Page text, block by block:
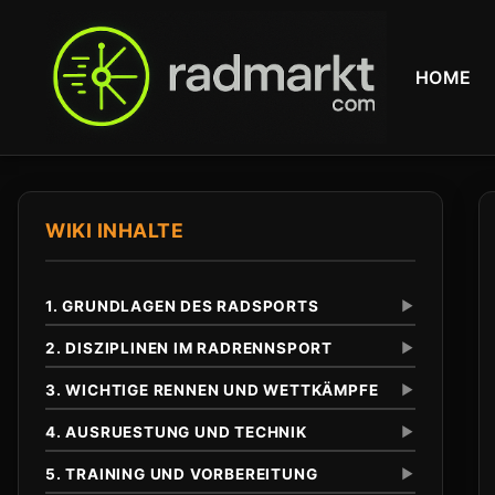
HOME
WIKI INHALTE
1. GRUNDLAGEN DES RADSPORTS ▼
Definition und Abgrenzung
Unterschied zu anderen Radsportarten
Anfaenge im 19. Jahrhundert
2. DISZIPLINEN IM RADRENNSPORT ▼
Eintagesrennen
Klassiker
3. WICHTIGE RENNEN UND WETTKÄMPFE ▼
Tour de France
4. AUSRUESTUNG UND TECHNIK ▼
5. TRAINING UND VORBEREITUNG ▼